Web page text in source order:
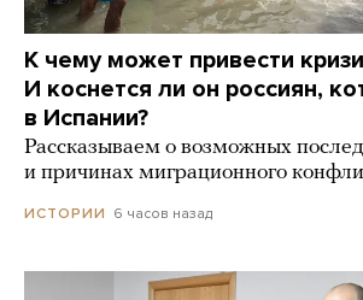
К чему может привести
И коснется ли он россиян,
в Испании?
Рассказываем о возможных
и причинах миграционного
ИСТОРИИ 6 часов назад